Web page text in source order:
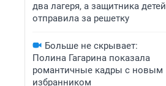
два лагеря, а защитника детей
отправила за решетку
Больше не скрывает:
Полина Гагарина показала
романтичные кадры с новым
избранником